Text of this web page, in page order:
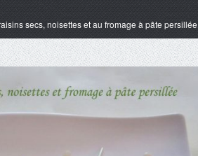
secs, noisettes et au fromage à pâte persillée